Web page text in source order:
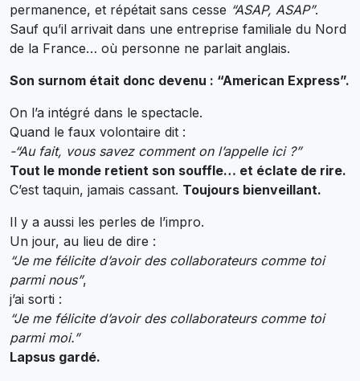
permanence, et répétait sans cesse “ASAP, ASAP”.
Sauf qu’il arrivait dans une entreprise familiale du Nord
de la France… où personne ne parlait anglais.
Son surnom était donc devenu : “American Express”.
On l’a intégré dans le spectacle.
Quand le faux volontaire dit :
-“Au fait, vous savez comment on l’appelle ici ?”
Tout le monde retient son souffle… et éclate de rire.
C’est taquin, jamais cassant. Toujours bienveillant.
Il y a aussi les perles de l’impro.
Un jour, au lieu de dire :
“Je me félicite d’avoir des collaborateurs comme toi
parmi nous”,
j’ai sorti :
“Je me félicite d’avoir des collaborateurs comme toi
parmi moi.”
Lapsus gardé.